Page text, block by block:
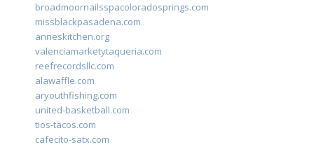
broadmoornailsspacoloradosprings.com
missblackpasadena.com
anneskitchen.org
valenciamarketytaqueria.com
reefrecordsllc.com
alawaffle.com
aryouthfishing.com
united-basketball.com
tios-tacos.com
cafecito-satx.com